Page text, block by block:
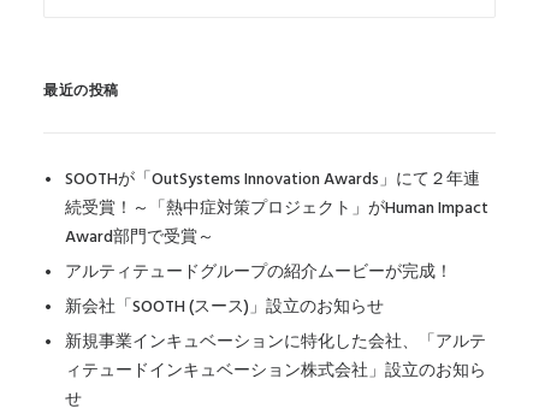
最近の投稿
SOOTHが「OutSystems Innovation Awards」にて２年連
続受賞！～「熱中症対策プロジェクト」がHuman Impact
Award部門で受賞～
アルティテュードグループの紹介ムービーが完成！
新会社「SOOTH (スース)」設立のお知らせ
新規事業インキュベーションに特化した会社、「アルテ
ィテュードインキュベーション株式会社」設立のお知ら
せ